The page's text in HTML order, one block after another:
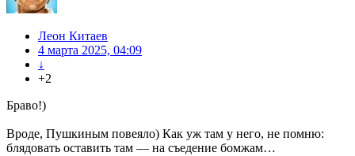
Леон Китаев
4 марта 2025, 04:09
↓
+2
Браво!)
Вроде, Пушкиным повеяло) Как уж там у него, не помню:
блядовать оставить там — на съедение бомжам…